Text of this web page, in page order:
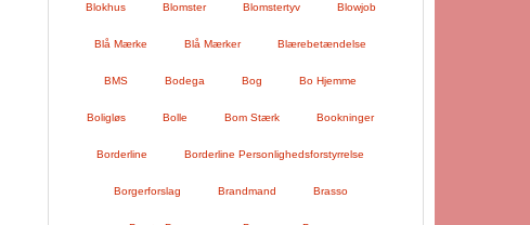
Blokhus Blomster Blomstertyv Blowjob
Blå Mærke Blå Mærker Blærebetændelse
BMS Bodega Bog Bo Hjemme
Boligløs Bolle Bom Stærk Bookninger
Borderline Borderline Personlighedsforstyrrelse
Borgerforslag Brandmand Brasso